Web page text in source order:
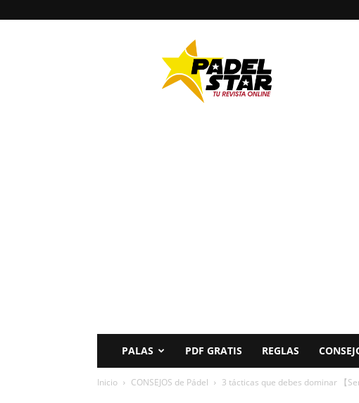
PADELSTAR
PALAS PDF GRATIS REGLAS
Inicio CONSEJOS de Pádel 3 tácticas que debes dominar 【